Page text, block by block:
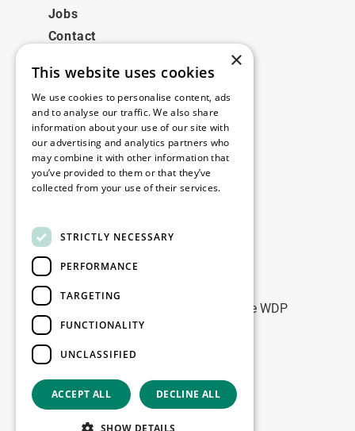
Jobs
Contact
Juridisch
Disclaimer
Privacy policy
Cookie policy
Contact
Blijf op de hoogte
Blijf up-to-date: meld u aan voor onze WDP
Marketing nieuwsbrieven
Copyright © 2026
×
This website uses cookies
We use cookies to personalise content, ads
and to analyse our traffic. We also share
information about your use of our site with
our advertising and analytics partners who
may combine it with other information that
you’ve provided to them or that they’ve
collected from your use of their services.
STRICTLY NECESSARY
PERFORMANCE
TARGETING
FUNCTIONALITY
UNCLASSIFIED
ACCEPT ALL DECLINE ALL
SHOW DETAILS